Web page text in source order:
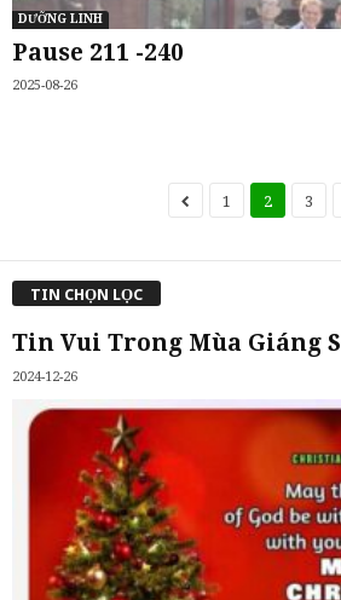
DƯỠNG LINH
Pause 211 -240
2025-08-26
1 2 3
TIN CHỌN LỌC
Tin Vui Trong Mùa Giáng
2024-12-26